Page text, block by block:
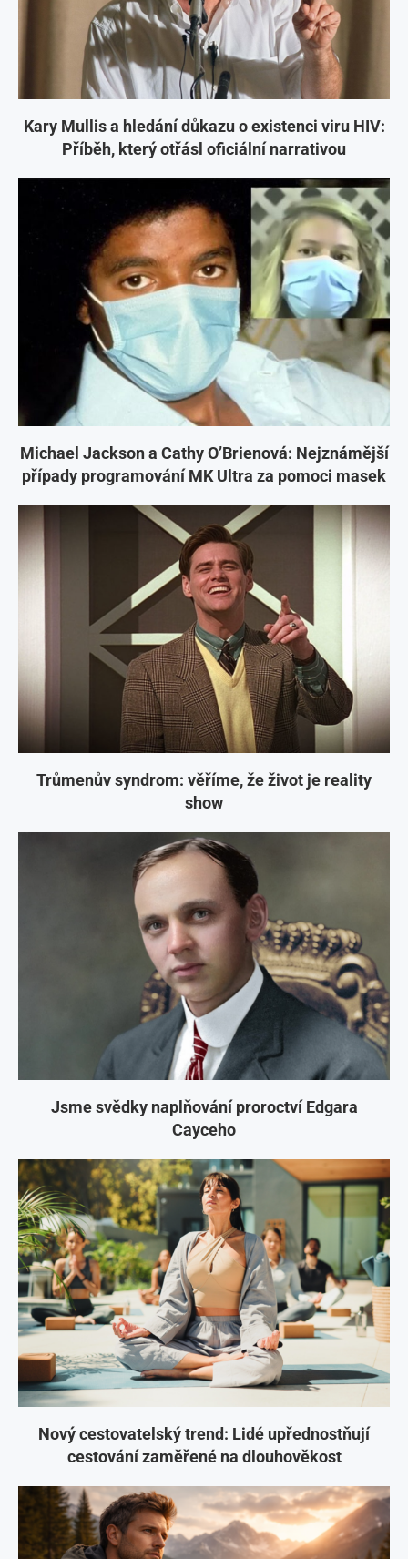
Kary Mullis a hledání důkazu o existenci viru HIV:
Příběh, který otřásl oficiální narrativou
Michael Jackson a Cathy O’Brienová: Nejznámější
případy programování MK Ultra za pomoci masek
Trůmenův syndrom: věříme, že život je reality
show
Jsme svědky naplňování proroctví Edgara
Cayceho
Nový cestovatelský trend: Lidé upřednostňují
cestování zaměřené na dlouhověkost